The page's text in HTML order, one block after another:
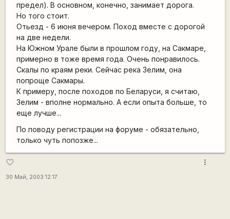
предел). В основном, конечно, занимает дорога.
Но того стоит.
Отьезд - 6 июня вечером. Поход вместе с дорогой
на две недели.
На Южном Урале были в прошлом году, на Сакмаре,
примерно в тоже время года. Очень понравилось.
Скалы по краям реки. Сейчас река Зелим, она
попроще Сакмары.
К примеру, после походов по Беларуси, я считаю,
Зелим - вполне нормально. А если опыта больше, то
еще лучше...
По поводу регистрации на форуме - обязательно,
только чуть попозже...
favorite_border
30 Май, 2003 12:17
more_vert